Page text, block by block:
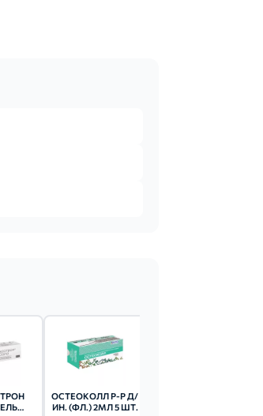
ОСТЕОКОЛЛ Р-Р Д/
ИН. (ФЛ.) 2МЛ 5 ШТ.